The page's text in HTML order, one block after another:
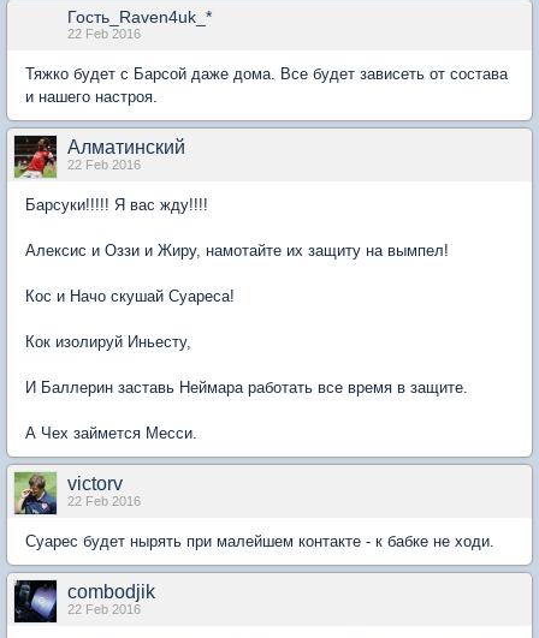
Гость_Raven4uk_*
22 Feb 2016
Тяжко будет с Барсой даже дома. Все будет зависеть от состава
и нашего настроя.
Алматинский
22 Feb 2016
Барсуки!!!!! Я вас жду!!!!
Алексис и Оззи и Жиру, намотайте их защиту на вымпел!
Кос и Начо скушай Суареса!
Кок изолируй Иньесту,
И Баллерин заставь Неймара работать все время в защите.
А Чех займется Месси.
victorv
22 Feb 2016
Суарес будет нырять при малейшем контакте - к бабке не ходи.
combodjik
22 Feb 2016